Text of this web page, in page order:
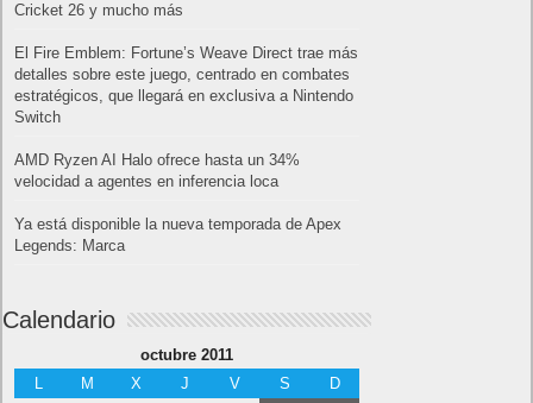
Cricket 26 y mucho más
El Fire Emblem: Fortune’s Weave Direct trae más
detalles sobre este juego, centrado en combates
estratégicos, que llegará en exclusiva a Nintendo
Switch
AMD Ryzen AI Halo ofrece hasta un 34%
velocidad a agentes en inferencia loca
Ya está disponible la nueva temporada de Apex
Legends: Marca
Calendario
octubre 2011
L
M X J V S D